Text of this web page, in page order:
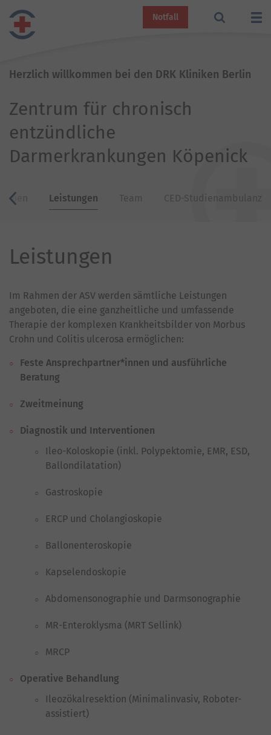
Notfall
Herzlich willkommen bei den DRK Kliniken Berlin
Zentrum für chronisch
entzündliche
Darmerkrankungen Köpenick
zurück Leistungen Team CED-Studienambulanz
Leistungen
Im Rahmen der ASV werden sämtliche Leistungen
angeboten, die eine ganzheitliche und umfassende
Therapie der komplexen Krankheitsbilder von Morbus
Crohn und Colitis ulcerosa ermöglichen:
Feste Ansprechpartner*innen und ausführliche
Beratung
Zweitmeinung
Diagnostik und Interventionen
Ileo-Koloskopie (inkl. Polypektomie, EMR, ESD,
Ballondilatation)
Gastroskopie
ERCP und Cholangioskopie
Ballonenteroskopie
Kapselendoskopie
Abdomensonographie und Darmsonographie
MR-Enteroklysma (MRT Sellink)
MRCP
Operative Behandlung
Ileozökalresektion (Minimalinvasiv, Roboter-
assistiert)